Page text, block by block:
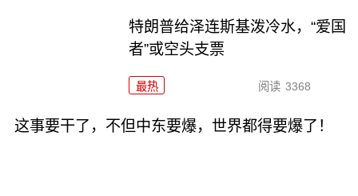
特朗普给泽连斯基泼冷水，“爱国
者”或空头支票
最热 阅读 3368
这事要干了，不但中东要爆，世界都得要爆了！